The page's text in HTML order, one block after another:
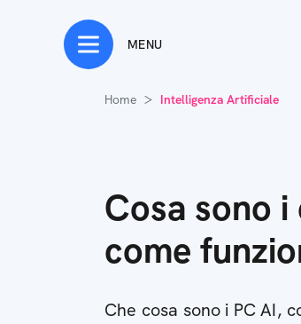
MENU
Home Intelligenza Artificiale
Cosa sono
come
Che cosa sono i PC AI,